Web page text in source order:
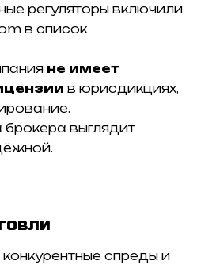
регуляторы включили
в список
не имеет
в юрисдикциях,
выглядит
спреды и